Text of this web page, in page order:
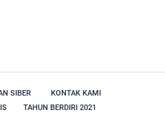
SIBER
KONTAK KAMI
TAHUN BERDIRI 2021